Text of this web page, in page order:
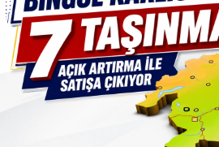
MERKEZ
RESMİ İLANLAR
SAĞLIK